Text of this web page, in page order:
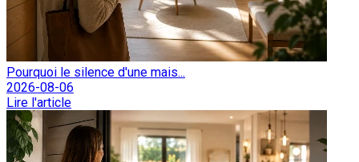
Pourquoi le silence d'une mais...
2026-08-06
Lire l'article